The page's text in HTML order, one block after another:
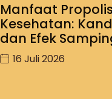
Manfaat
Kesehatan:
dan Efek
16 Juli 2026